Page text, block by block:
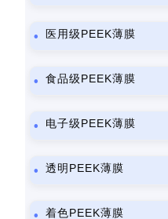
医用级PEEK薄膜
食品级PEEK薄膜
电子级PEEK薄膜
透明PEEK薄膜
着色PEEK薄膜